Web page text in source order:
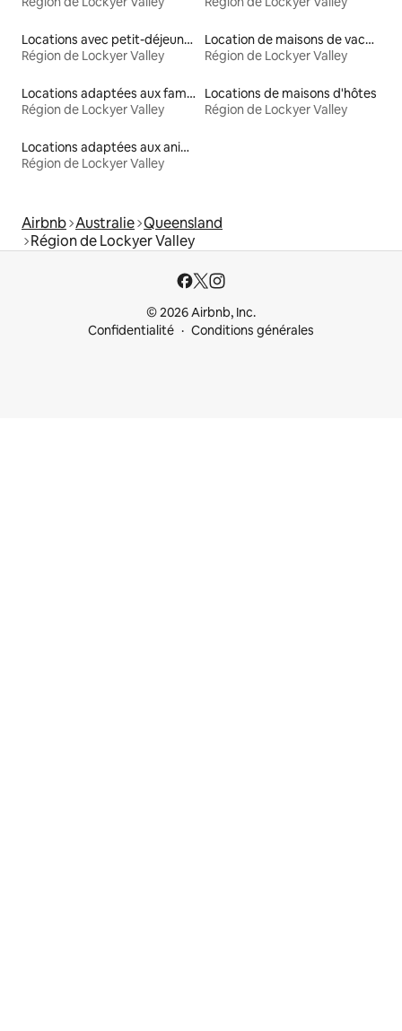
Locations avec petit-déjeuner
Région de Lockyer Valley
Location de maisons de vacances
Région de Lockyer Valley
Locations adaptées aux familles
Région de Lockyer Valley
Locations de maisons d'hôtes
Région de Lockyer Valley
Locations adaptées aux animaux
Région de Lockyer Valley
Airbnb Australie Queensland
Région de Lockyer Valley
© 2026 Airbnb, Inc.
Confidentialité
Conditions générales